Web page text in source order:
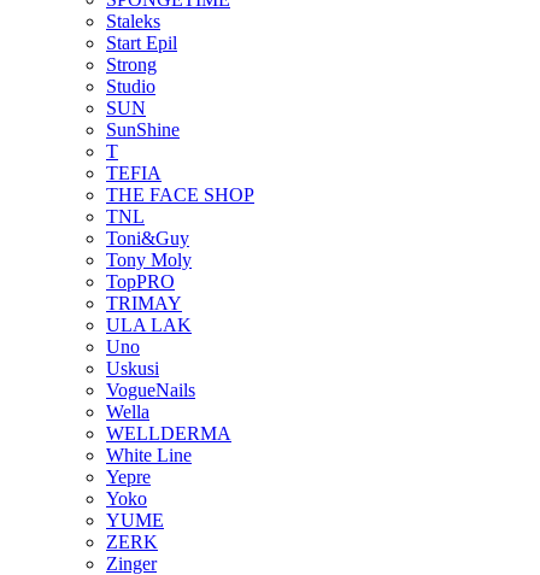
Staleks
Start Epil
Strong
Studio
SUN
SunShine
T
TEFIA
THE FACE SHOP
TNL
Toni&Guy
Tony Moly
TopPRO
TRIMAY
ULA LAK
Uno
Uskusi
VogueNails
Wella
WELLDERMA
White Line
Yepre
Yoko
YUME
ZERK
Zinger